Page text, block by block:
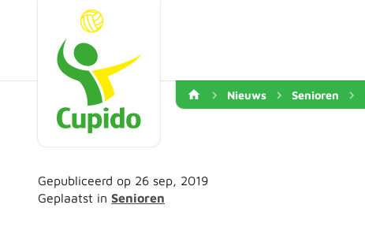
Nieuws Senioren
Gepubliceerd op 26 sep, 2019
Geplaatst in Senioren